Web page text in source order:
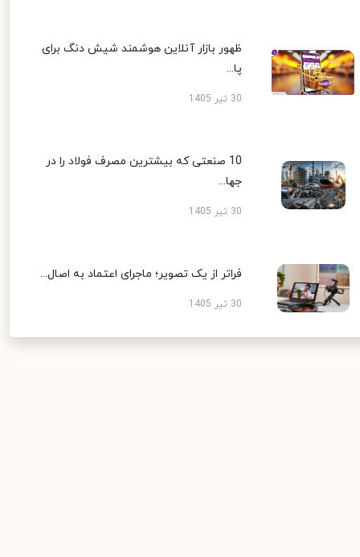
ظهور بازار آنلاین هوشمند شیش دنگ برای
پا...
30 تیر 1405
10 صنعتی که بیشترین مصرف فولاد را در
جها...
30 تیر 1405
فراتر از یک تصویر؛ ماجرای اعتماد به اصال...
30 تیر 1405